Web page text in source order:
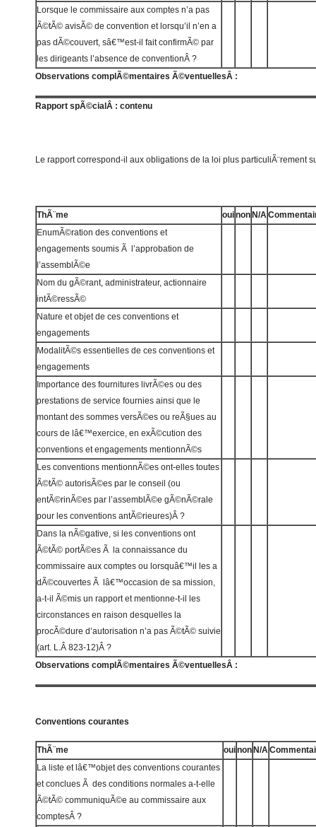
Lorsque le commissaire aux comptes n’a pas
Ã©tÃ© avisÃ© de convention et lorsqu’il n’en a
pas dÃ©couvert, sâ€™est-il fait confirmÃ© par
les dirigeants l’absence de conventionÂ ?
Observations complÃ©mentaires Ã©ventuellesÂ :
Rapport spÃ©cialÂ : contenu
Le rapport correspond-il aux obligations de la loi plus particuliÃ¨rement
ThÃ¨me ouinon N/A
EnumÃ©ration des conventions et
engagements soumis Ã l’approbation de
l’assemblÃ©e
Nom du gÃ©rant, administrateur, actionnaire
intÃ©ressÃ©
Nature et objet de ces conventions et
engagements
ModalitÃ©s essentielles de ces conventions et
engagements
Importance des fournitures livrÃ©es ou des
prestations de service fournies ainsi que le
montant des sommes versÃ©es ou reÃ§ues au
cours de lâ€™exercice, en exÃ©cution des
conventions et engagements mentionnÃ©s
Les conventions mentionnÃ©es ont-elles toutes
Ã©tÃ© autorisÃ©es par le conseil (ou
entÃ©rinÃ©es par l’assemblÃ©e gÃ©nÃ©rale
pour les conventions antÃ©rieures)Â ?
Dans la nÃ©gative, si les conventions ont
Ã©tÃ© portÃ©es Ã la connaissance du
commissaire aux comptes ou lorsquâ€™il les a
dÃ©couvertes Ã lâ€™occasion de sa mission,
a-t-il Ã©mis un rapport et mentionne-t-il les
circonstances en raison desquelles la
procÃ©dure d’autorisation n’a pas Ã©tÃ© suivie
(art. L.Â 823-12)Â ?
Observations complÃ©mentaires Ã©ventuellesÂ :
Conventions courantes
ThÃ¨me ouinon N/A
La liste et lâ€™objet des conventions courantes
et conclues Ã des conditions normales a-t-elle
Ã©tÃ© communiquÃ©e au commissaire aux
comptesÂ ?